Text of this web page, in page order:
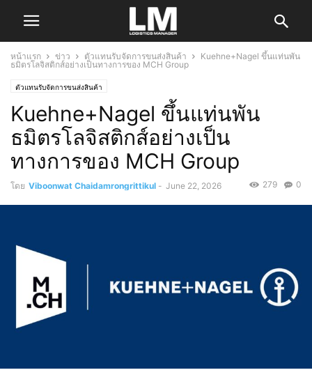
หน้าแรก ข่าว ตัวแทนรับจัดการขนส่งสินค้า
Kuehne+Nagel ขึ้นแท่นพัน
ธมิตรโลจิสติกส์อย่างเป็นทางการของ MCH Group
ตัวแทนรับจัดการขนส่งสินค้า
Kuehne+Nagel ขึ้นแท่นพัน
ธมิตรโลจิสติกส์อย่างเป็น
ทางการของ MCH Group
โดย Viboonwat Chaidamrongrittikul - June 22, 2026 0
279